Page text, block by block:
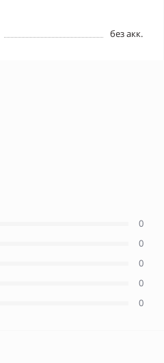
без акк.
0
0
0
0
0